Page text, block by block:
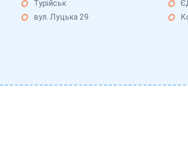
Турійськ
вул. Луцька 29